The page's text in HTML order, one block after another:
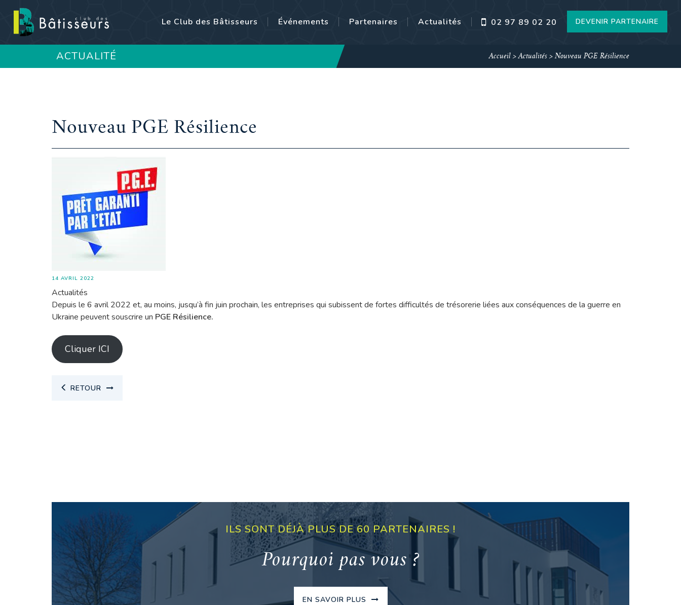
Le Club des Bâtisseurs Événements Partenaires Actualités 02 97 89 02 20 DEVENIR PARTENAIRE
ACTUALITÉ Accueil >Actualités >Nouveau PGE Résilience
Nouveau PGE Résilience
14 AVRIL 2022
Actualités
Depuis le 6 avril 2022 et, au moins, jusqu’à fin juin prochain, les entreprises qui subissent de fortes difficultés de trésorerie liées aux conséquences de la guerre en
Ukraine peuvent souscrire un PGE Résilience.
Cliquer ICI
RETOUR
ILS SONT DÉJÀ PLUS DE 60 PARTENAIRES !
Pourquoi pas vous ?
EN SAVOIR PLUS